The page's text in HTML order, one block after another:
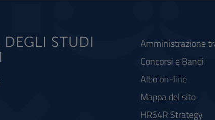
Amministrazione
Concorsi e Bandi
Albo on-line
Mappa del sito
HRS4R Strategy